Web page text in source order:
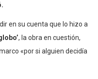
en su cuenta que lo hizo a
, la obra en cuestión,
«por si alguien decidía